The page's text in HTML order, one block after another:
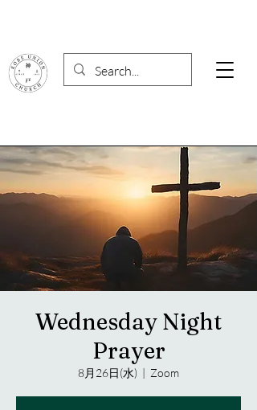
Wednesday Night
Prayer
8月26日(水)
  |
Zoom